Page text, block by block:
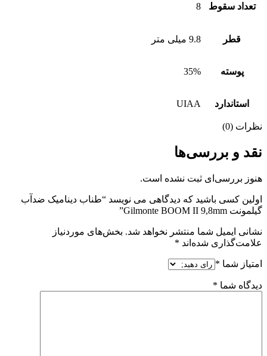
تعداد سقوط 8
قطر 9.8 میلی متر
پوسته 35%
استاندارد UIAA
نظرات (0)
نقد و بررسی‌ها
هنوز بررسی‌ای ثبت نشده است.
اولین کسی باشید که دیدگاهی می نویسد “طناب دینامیک ضدآب
گیلمونت Gilmonte BOOM II 9,8mm”
نشانی ایمیل شما منتشر نخواهد شد. بخش‌های موردنیاز
علامت‌گذاری شده‌اند *
امتیاز شما *
دیدگاه شما *